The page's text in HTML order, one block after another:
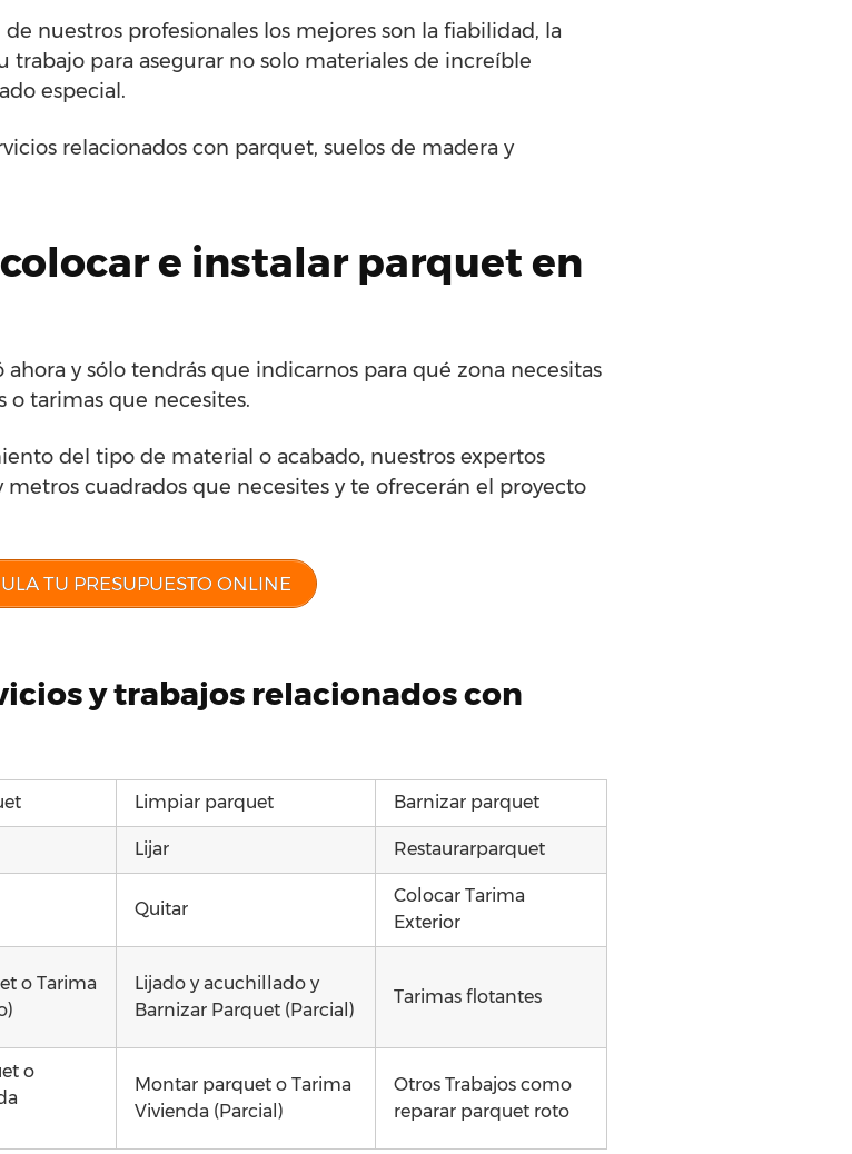
nuestros profesionales los mejores son la fiabilidad, la
trabajo para asegurar no solo materiales de increíble
especial.
relacionados con parquet, suelos de madera y
e instalar parquet en
y sólo tendrás que indicarnos para qué zona necesitas
o tarimas que necesites.
del tipo de material o acabado, nuestros expertos
metros cuadrados que necesites y te ofrecerán el proyecto
TU PRESUPUESTO ONLINE
y trabajos relacionados con
Limpiar parquet Barnizar parquet
Lijar Restaurarparquet
Quitar
Colocar Tarima
Exterior
o Tarima
Lijado y acuchillado y
Barnizar Parquet (Parcial)
Tarimas flotantes
o
Montar parquet o Tarima
Vivienda (Parcial)
Otros Trabajos como
reparar parquet roto